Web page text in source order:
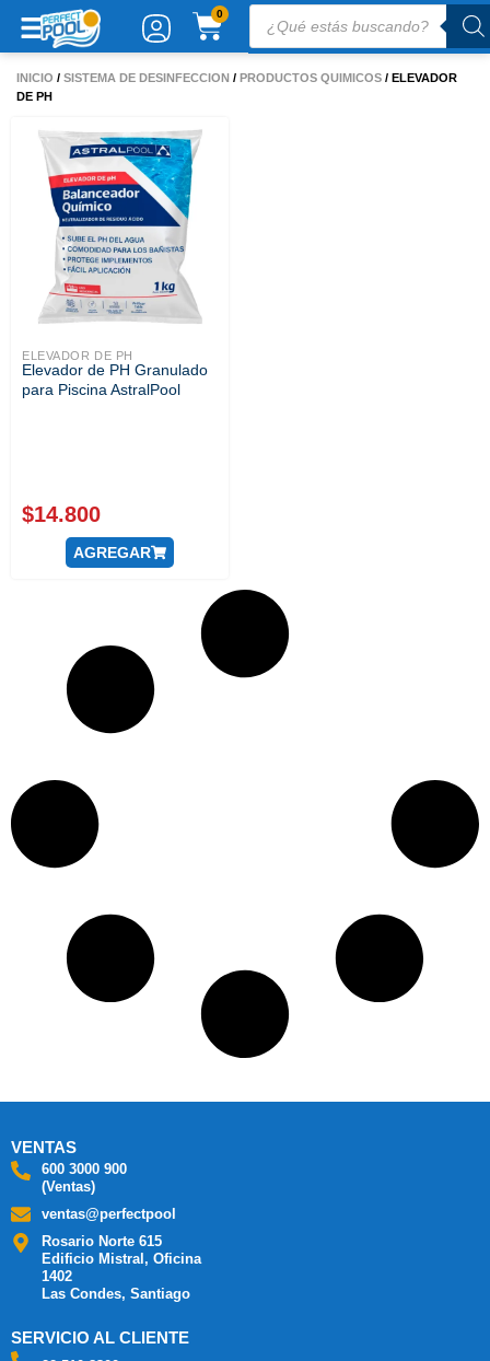
0
CARRITO
productos
INICIO / SISTEMA DE DESINFECCION / PRODUCTOS QUIMICOS / ELEVADOR
DE PH
ELEVADOR DE PH
Elevador de PH Granulado
para Piscina AstralPool
$14.800
AGREGAR
VENTAS
600 3000 900
(Ventas)
ventas@perfectpool
Rosario Norte 615
Edificio Mistral, Oficina
1402
Las Condes, Santiago
SERVICIO AL CLIENTE